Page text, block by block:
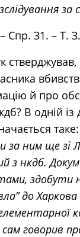
за
Спр. 31. – Т.
й про
В одній
таке:
ним ще зі
з нкдб.
здобути
до
говорив